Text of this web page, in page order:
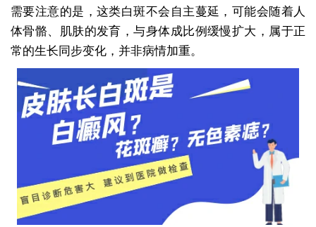
需要注意的是，这类白斑不会自主蔓延，可能会随着人
体骨骼、肌肤的发育，与身体成比例缓慢扩大，属于正
常的生长同步变化，并非病情加重。